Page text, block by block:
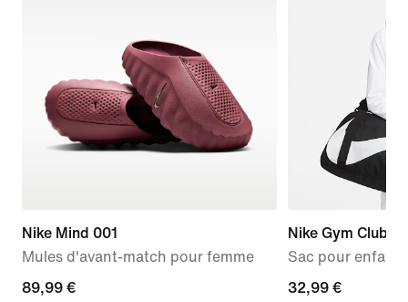
Nike Mind 001
Mules d'avant-match pour femme
89,99 €
89,99 €
Nike Gym Club
Sac pour enfant
32,99 €
32,99 €